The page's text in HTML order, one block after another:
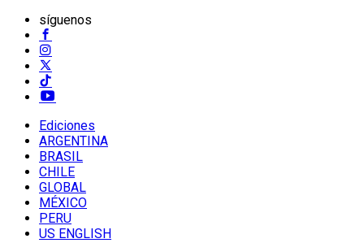
síguenos
Ediciones
ARGENTINA
BRASIL
CHILE
GLOBAL
MÉXICO
PERU
US ENGLISH